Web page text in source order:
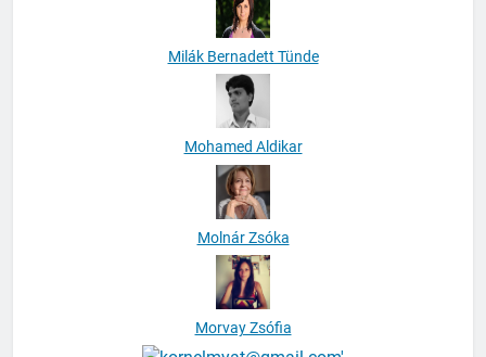
Milák Bernadett Tünde
Mohamed Aldikar
Molnár Zsóka
Morvay Zsófia